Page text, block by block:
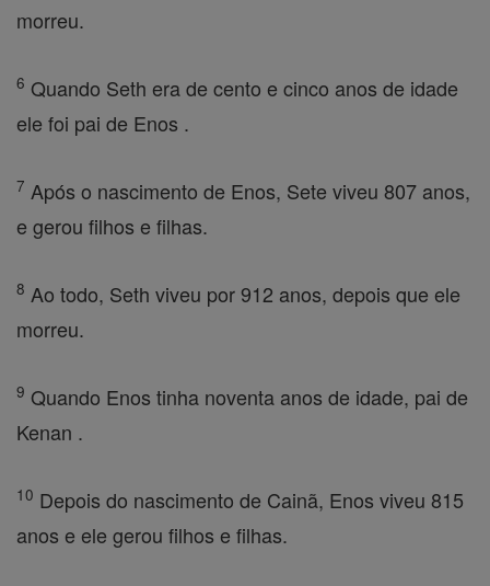
morreu.
6 Quando Seth era de cento e cinco anos de idade
ele foi pai de Enos .
7 Após o nascimento de Enos, Sete viveu 807 anos,
e gerou filhos e filhas.
8 Ao todo, Seth viveu por 912 anos, depois que ele
morreu.
9 Quando Enos tinha noventa anos de idade, pai de
Kenan .
10 Depois do nascimento de Cainã, Enos viveu 815
anos e ele gerou filhos e filhas.